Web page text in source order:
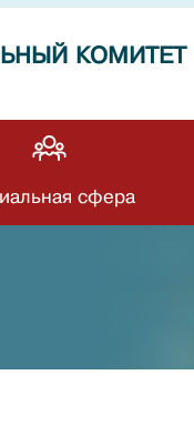
КОМИТЕТ
сфера